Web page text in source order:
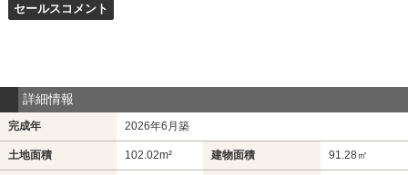
セールスコメント
詳細情報
完成年 2026年6月築
土地面積 102.02m² 建物面積 91.28㎡